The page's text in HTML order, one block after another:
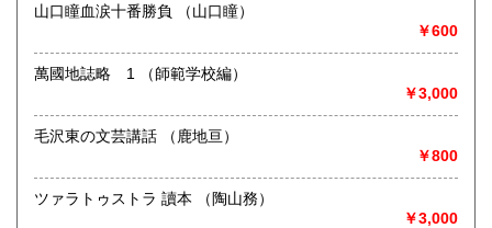
ンタイア・和本・漢籍・戦争㊙︎資料・書道具・茶道具・戦前
絵はがき・鳥瞰図・古地図・浮世絵・軸・拓本・印譜・エロ
グロ】など古いものの中には希少価値の高いものも多数ござ
いますので価値がないと処分される前に是非 ｢古本倶楽部｣ま
沿線名：-
営業時間：-
定休日：-
山口瞳血涙十番勝負 （山口瞳）
￥600
萬國地誌略 1 （師範学校編）
￥3,000
毛沢東の文芸講話 （鹿地亘）
￥800
ツァラトゥストラ 讀本 （陶山務）
￥3,000